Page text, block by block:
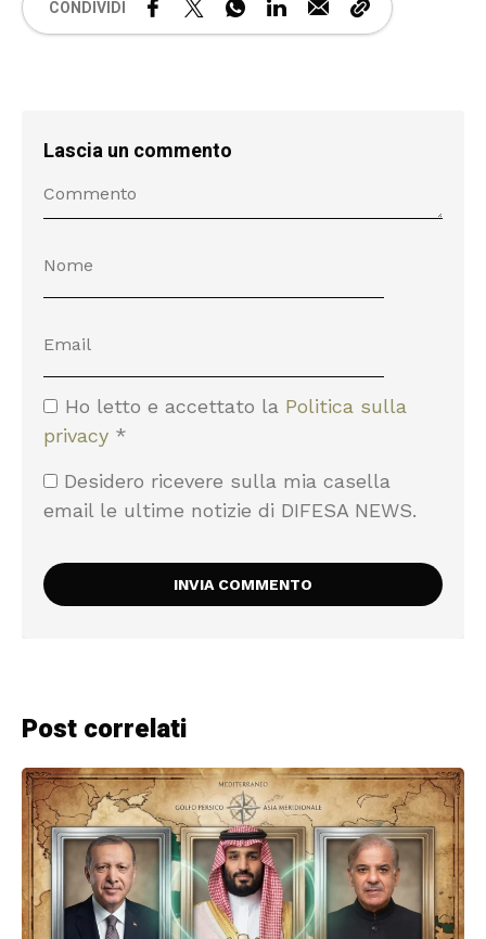
CONDIVIDI
Lascia un commento
Ho letto e accettato la Politica sulla
privacy *
Desidero ricevere sulla mia casella
email le ultime notizie di DIFESA NEWS.
Post correlati